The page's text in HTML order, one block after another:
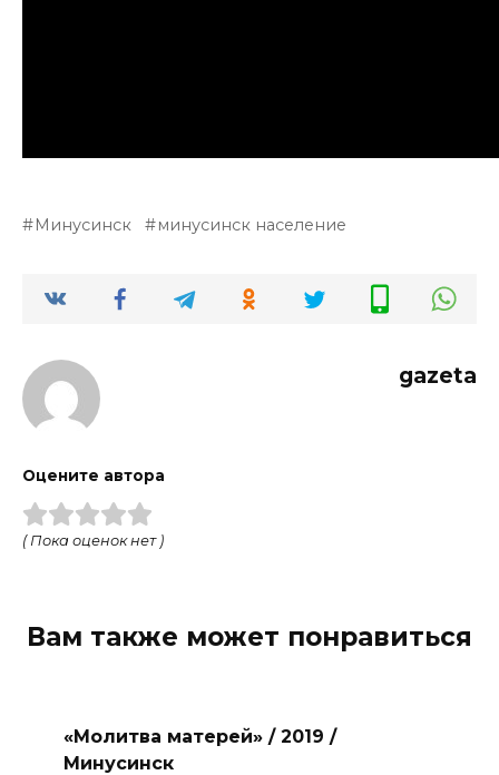
Минусинск минусинск население
gazeta
Оцените автора
( Пока оценок нет )
Вам также может понравиться
«Молитва матерей» / 2019 /
Минусинск